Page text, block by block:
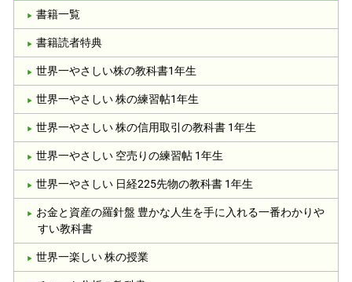
書籍一覧
書籍読者特典
世界一やさしい株の教科書1年生
世界一やさしい 株の練習帖1年生
世界一やさしい 株の信用取引の教科書 1年生
世界一やさしい 空売りの練習帖 1年生
世界一やさしい 日経225先物の教科書 1年生
お金と資産の羅針盤 豊かな人生を手に入れる一番わかりや
すい教科書
世界一楽しい 株の授業